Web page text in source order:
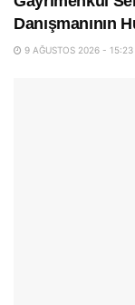
Danışmanının
9 AĞUSTOS 2026 - 15:23